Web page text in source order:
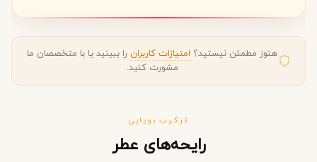
هنوز مطمئن نیستید؟ امتیازات کاربران را ببینید یا با متخصصان ما
مشورت کنید.
ترکیب بویایی
رایحه‌های عطر